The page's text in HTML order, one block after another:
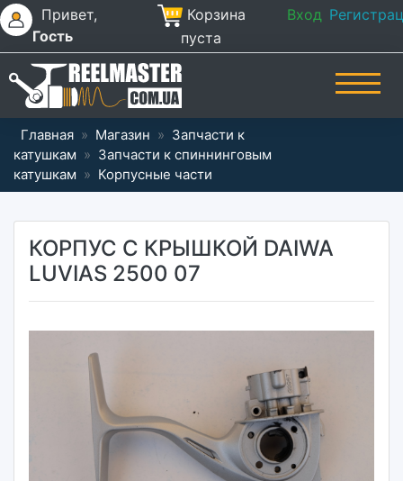
Привет,
Гость
Корзина
пуста
Вход
Главная » Магазин » Запчасти к
катушкам » Запчасти к спиннинговым
катушкам » Корпусные части
КОРПУС С КРЫШКОЙ DAIWA
LUVIAS 2500 07